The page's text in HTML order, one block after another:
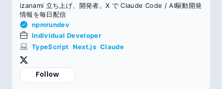
izanami 立ち上げ、開発者。X で Claude Code / AI駆動開発
情報を毎日配信
npmrundev
Individual Developer
TypeScript Next.js Claude
Follow